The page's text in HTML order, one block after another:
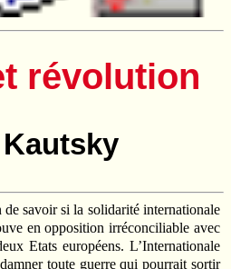
révolution
de savoir si la solidarité internationale
en opposition irréconciliable avec
Etats européens. L’Internationale
toute guerre qui pourrait sortir